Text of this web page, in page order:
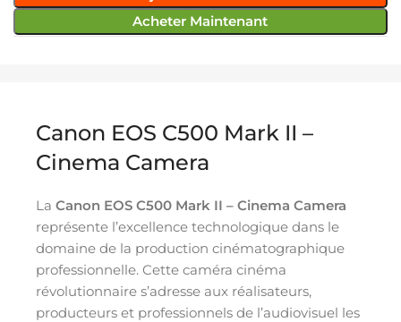
Acheter Maintenant
Canon EOS C500 Mark II –
Cinema Camera
La Canon EOS C500 Mark II – Cinema Camera
représente l’excellence technologique dans le
domaine de la production cinématographique
professionnelle. Cette caméra cinéma
révolutionnaire s’adresse aux réalisateurs,
producteurs et professionnels de l’audiovisuel les